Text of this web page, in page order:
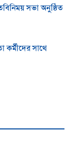
সভা অনুষ্ঠিত
কর্মীদের সাথে